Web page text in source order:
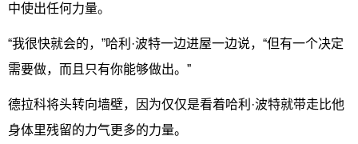
中使出任何力量。
“我很快就会的，”哈利·波特一边进屋一边说，“但有一个决定
需要做，而且只有你能够做出。”
德拉科将头转向墙壁，因为仅仅是看着哈利·波特就带走比他
身体里残留的力气更多的力量。